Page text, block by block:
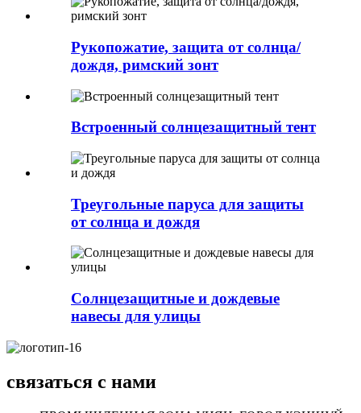
Рукопожатие, защита от солнца/
дождя, римский зонт
Встроенный солнцезащитный тент
Треугольные паруса для защиты
от солнца и дождя
Солнцезащитные и дождевые
навесы для улицы
связаться с нами